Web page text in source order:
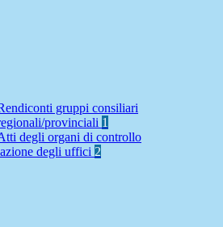
gruppi consiliari
provinciali 1
degli organi di controllo
degli uffici 2